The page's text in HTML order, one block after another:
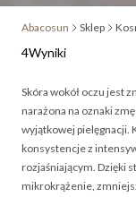
Abacosun Sklep
4Wyniki
Skóra wokół oczu jest
narażona na oznaki
wyjątkowej pielęgnacji.
konsystencje z
rozjaśniającym. Dzięki
mikrokrążenie,